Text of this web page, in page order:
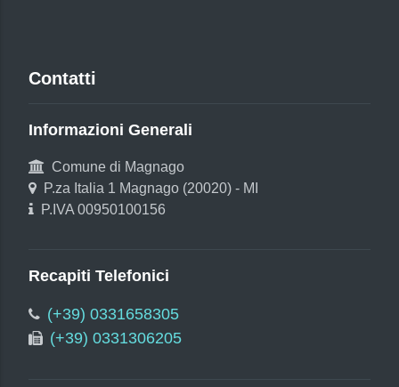
Contatti
Informazioni Generali
Comune di Magnago
P.za Italia 1 Magnago (20020) - MI
P.IVA 00950100156
Recapiti Telefonici
(+39) 0331658305
(+39) 0331306205